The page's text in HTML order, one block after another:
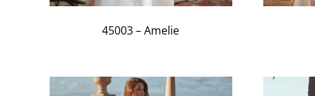
45003 – Amelie